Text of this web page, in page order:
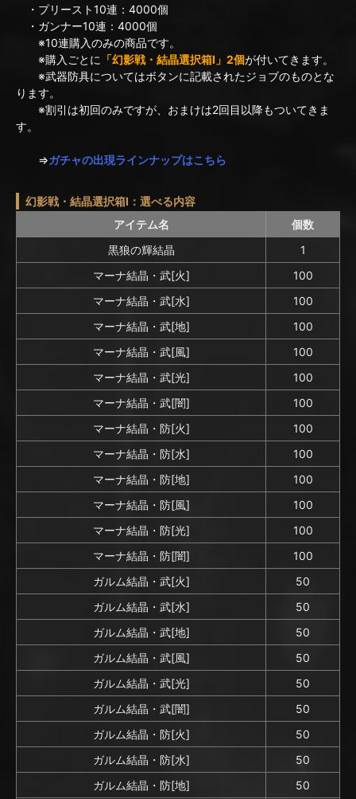
・プリースト10連：4000個
・ガンナー10連：4000個
※10連購入のみの商品です。
※購入ごとに 「幻影戦・結晶選択箱I」2個が付いてきます。
※武器防具についてはボタンに記載されたジョブのものとな
ります。
※割引は初回のみですが、おまけは2回目以降もついてきま
す。
⇒ガチャの出現ラインナップはこちら
幻影戦・結晶選択箱I：選べる内容
アイテム名
個数
黒狼の輝結晶
1
マーナ結晶・武[火]
100
マーナ結晶・武[水]
100
マーナ結晶・武[地]
100
マーナ結晶・武[風]
100
マーナ結晶・武[光]
100
マーナ結晶・武[闇]
100
マーナ結晶・防[火]
100
マーナ結晶・防[水]
100
マーナ結晶・防[地]
100
マーナ結晶・防[風]
100
マーナ結晶・防[光]
100
マーナ結晶・防[闇]
100
ガルム結晶・武[火]
50
ガルム結晶・武[水]
50
ガルム結晶・武[地]
50
ガルム結晶・武[風]
50
ガルム結晶・武[光]
50
ガルム結晶・武[闇]
50
ガルム結晶・防[火]
50
ガルム結晶・防[水]
50
ガルム結晶・防[地]
50